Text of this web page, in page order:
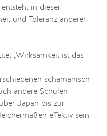
in dieser
und Toleranz anderer
„Wirksamkeit ist das
schamanisch
andere Schulen
Japan bis zur
effektiv sein